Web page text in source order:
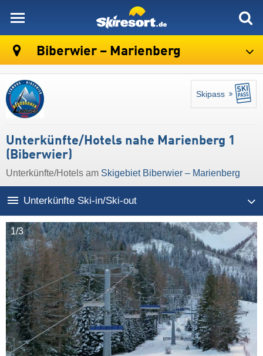
Biberwier – Marienberg
Skipass
Unterkünfte/Hotels nahe Marienberg 1
(Biberwier)
Unterkünfte/Hotels am Skigebiet Biberwier – Marienberg
Unterkünfte Ski-in/Ski-out
1/3